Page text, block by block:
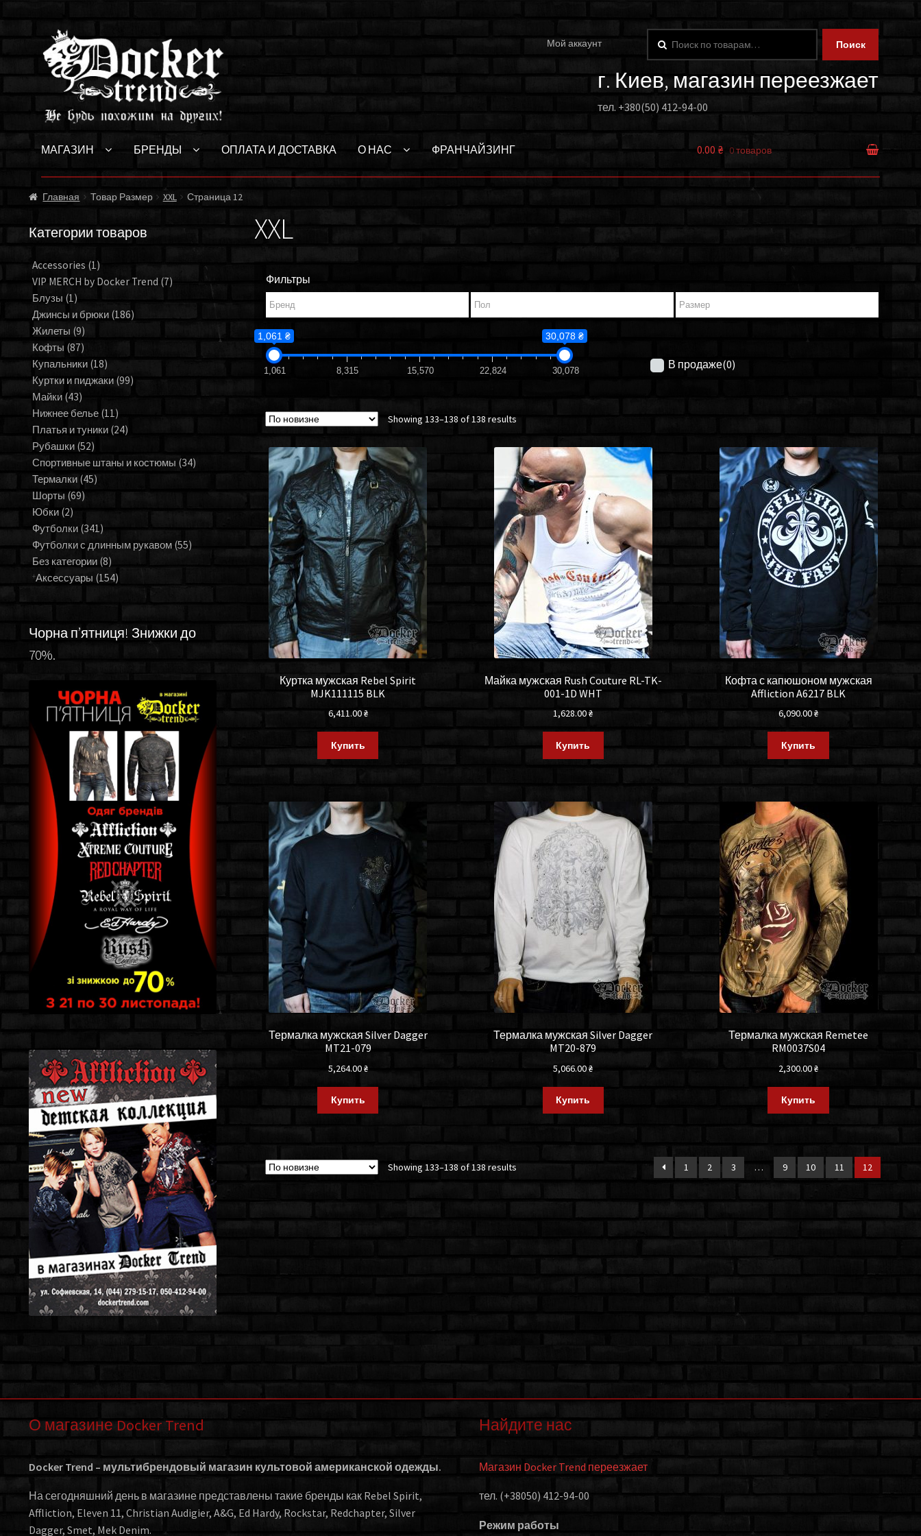
Перейти
к
навигации
Перейти
к
содержимому
Мой аккаунт Поиск
г. Киев, магазин переезжает
тел. +380(50) 412-94-00
МАГАЗИН БРЕНДЫ ОПЛАТА И ДОСТАВКА О НАС ФРАНЧАЙЗИНГ 0.00 ₴ 0 товаров
Главная Товар Размер XXL Страница 12
XXL
Фильтры
1,061 ₴ 30,078 ₴
1,061 8,315 15,570 22,824 30,078 В продаже(0)
Showing 133–138 of 138 results
Куртка мужская Rebel Spirit
MJK111115 BLK
6,411.00₴
Купить
Майка мужская Rush Couture RL-TK-
001-1D WHT
1,628.00₴
Купить
Кофта с капюшоном мужская
Affliction A6217 BLK
6,090.00₴
Купить
Термалка мужская Silver Dagger
MT21-079
5,264.00₴
Купить
Термалка мужская Silver Dagger
MT20-879
5,066.00₴
Купить
Термалка мужская Remetee
RM0037S04
2,300.00₴
Купить
Showing 133–138 of 138 results 1 2 3 … 9 10 11 12
Категории товаров
Accessories (1)
VIP MERCH by Docker Trend (7)
Блузы (1)
Джинсы и брюки (186)
Жилеты (9)
Кофты (87)
Купальники (18)
Куртки и пиджаки (99)
Майки (43)
Нижнее белье (11)
Платья и туники (24)
Рубашки (52)
Спортивные штаны и костюмы (34)
Термалки (45)
Шорты (69)
Юбки (2)
Футболки (341)
Футболки с длинным рукавом (55)
Без категории (8)
Аксессуары (154)
Чорна п’ятниця! Знижки до
70%.
О магазине Docker Trend
Docker Trend – мультибрендовый магазин культовой американской одежды.
На сегодняшний день в магазине представлены такие бренды как Rebel Spirit,
Affliction, Eleven 11, Christian Audigier, A&G, Ed Hardy, Rockstar, Redchapter, Silver
Dagger, Smet, Mek Denim.
Найдите нас
Магазин Docker Trend переезжает
тел. (+38050) 412-94-00
Режим работы